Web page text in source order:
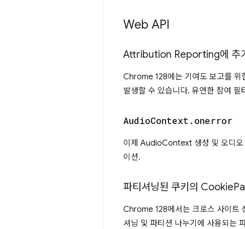
Web API
Attribution Reporting에 추
Chrome 128에는 기여도 보고를 위
발생할 수 있습니다. 유연한 참여
AudioContext . onerror
이제 AudioContext 생성 및 오디오
이션.
파티셔닝된 쿠키의 Cookie
Chrome 128에서는 크로스 사이트
셔닝 및 파티션 나누기에 사용되는